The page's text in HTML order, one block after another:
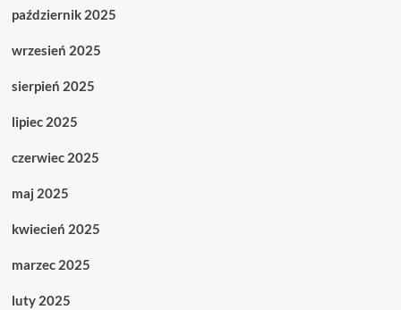
październik 2025
wrzesień 2025
sierpień 2025
lipiec 2025
czerwiec 2025
maj 2025
kwiecień 2025
marzec 2025
luty 2025